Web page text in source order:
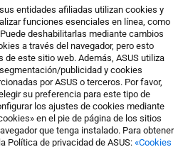
sus entidades afiliadas utilizan cookies y
funciones esenciales en línea, como
deshabilitarlas mediante cambios
a través del navegador, pero esto
este sitio web. Además, ASUS utiliza
publicidad y cookies
por ASUS o terceros. Por favor,
su preferencia para este tipo de
los ajustes de cookies mediante
en el pie de página de los sitios
que tenga instalado. Para obtener
Política de privacidad de ASUS: «Cookies
los derechos reservados.